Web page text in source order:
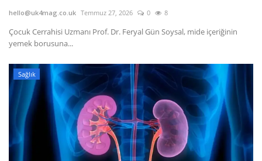
hello@uk4mag.co.uk Temmuz 27, 2026 0 8
Çocuk Cerrahisi Uzmanı Prof. Dr. Feryal Gün Soysal, mide içeriğinin
yemek borusuna...
Sağlık